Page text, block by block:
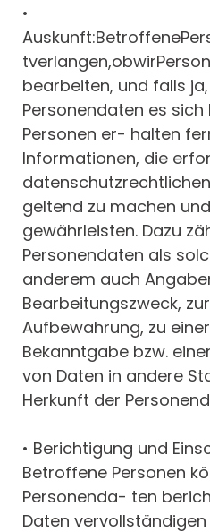
•
bearbeiten, und falls
Personendaten es
Personen er- halten
Informationen, die
geltend zu machen
gewährleisten. Dazu
Personendaten als
anderem auch
Bearbeitungszweck,
Aufbewahrung, zu
Bekanntgabe bzw.
von Daten in andere
Herkunft der
• Berichtigung und
Betroffene Personen
Personenda- ten
Daten